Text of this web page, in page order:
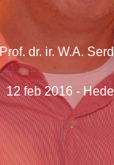
Prof. dr. ir. W.A.
12 feb 2016 -